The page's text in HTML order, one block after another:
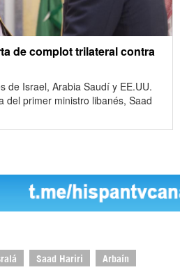
de complot trilateral contra
de Israel, Arabia Saudí y EE.UU.
del primer ministro libanés, Saad
Saad Hariri Arbaín